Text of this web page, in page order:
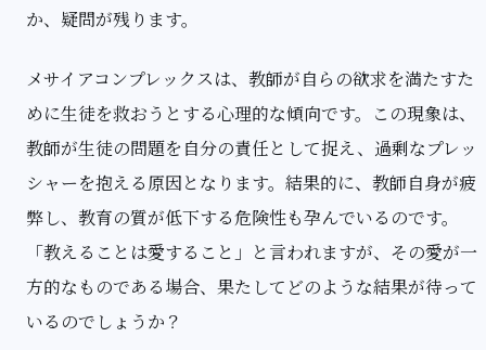
か、疑問が残ります。
メサイアコンプレックスは、教師が自らの欲求を満たすた
めに生徒を救おうとする心理的な傾向です。この現象は、
教師が生徒の問題を自分の責任として捉え、過剰なプレッ
シャーを抱える原因となります。結果的に、教師自身が疲
弊し、教育の質が低下する危険性も孕んでいるのです。
「教えることは愛すること」と言われますが、その愛が一
方的なものである場合、果たしてどのような結果が待って
いるのでしょうか？